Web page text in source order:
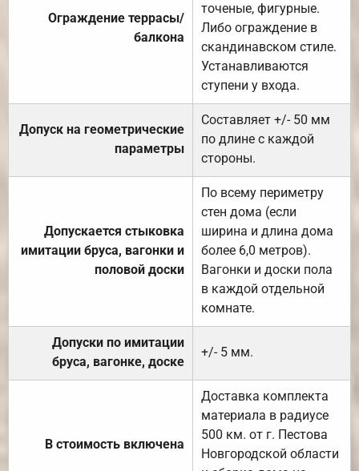
Ограждение террасы/
балкона
точеные, фигурные.
Либо ограждение в
скандинавском стиле.
Устанавливаются
ступени у входа.
Допуск на геометрические
параметры
Составляет +/- 50 мм
по длине с каждой
стороны.
Допускается стыковка
имитации бруса, вагонки и
половой доски
По всему периметру
стен дома (если
ширина и длина дома
более 6,0 метров).
Вагонки и доски пола
в каждой отдельной
комнате.
Допуски по имитации
бруса, вагонке, доске
+/- 5 мм.
В стоимость включена
Доставка комплекта
материала в радиусе
500 км. от г. Пестова
Новгородской области